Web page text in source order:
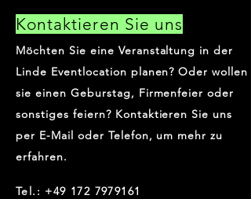
Kontaktieren Sie uns
Möchten Sie eine Veranstaltung in der
Linde Eventlocation planen? Oder wollen
sie einen Geburstag, Firmenfeier oder
sonstiges feiern? Kontaktieren Sie uns
per E-Mail oder Telefon, um mehr zu
erfahren.
Tel.: +49 172 7979161